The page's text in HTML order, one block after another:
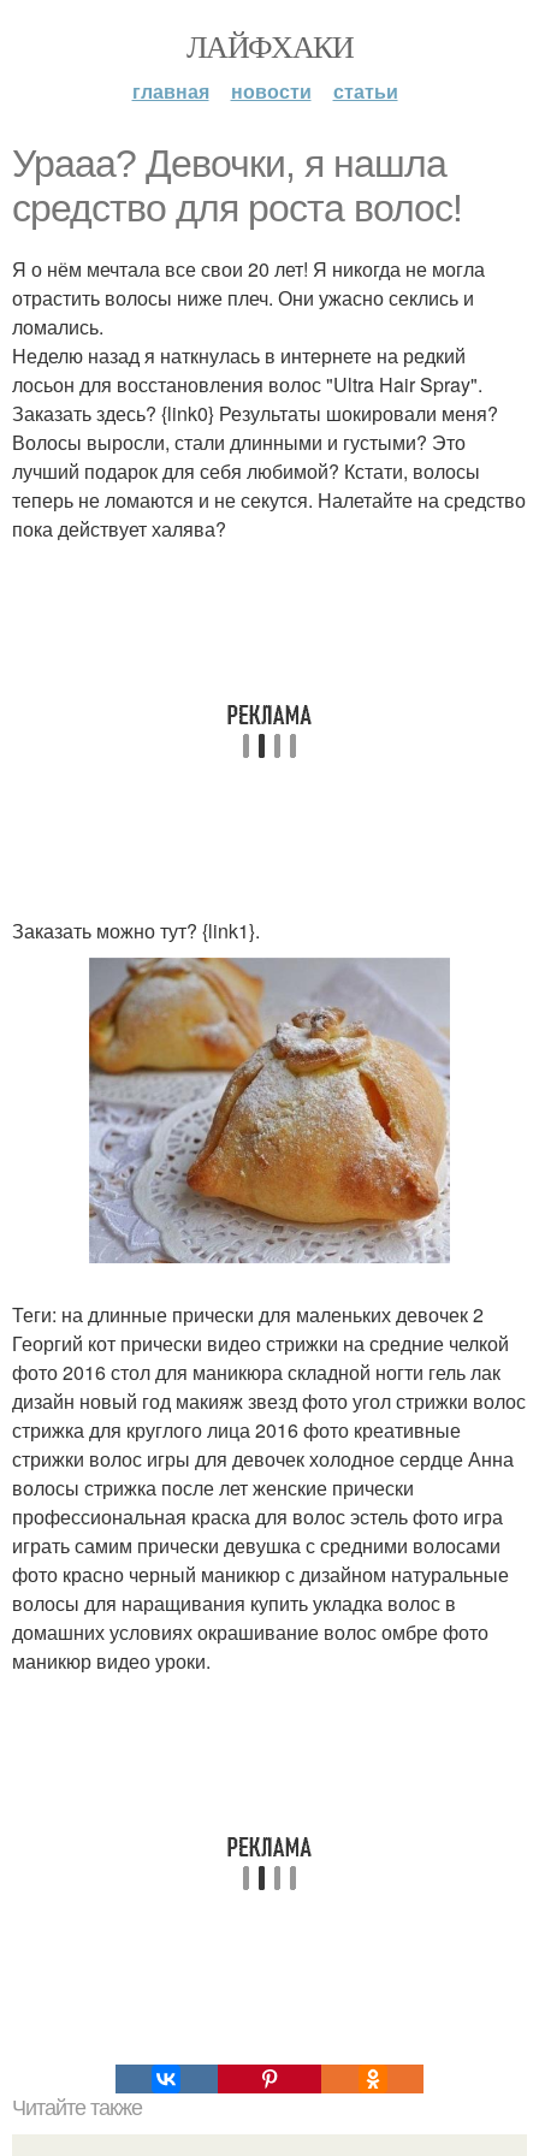
ЛАЙФХАКИ
главная новости статьи
Ураaa? Дeвочки, я нашла
средство для роста волос!
Я о нём мечтала все свои 20 лет! Я никогда не могла
отрастить волосы ниже плеч. Они ужасно секлись и
ломались.
Неделю назад я наткнулась в интернете на редкий
лосьон для восстановления волос "Ultra Hair Spray".
Заказать здесь? {link0} Результаты шокировали меня?
Волосы выросли, стали длинными и густыми? Это
лучший подарок для себя любимой? Кстати, волосы
теперь не ломаются и не секутся. Налетайте на средство
пока действует халява?
Заказать можно тут? {link1}.
Теги: на длинные прически для маленьких девочек 2
Георгий кот прически видео стрижки на средние челкой
фото 2016 стол для маникюра складной ногти гель лак
дизайн новый год макияж звезд фото угол стрижки волос
стрижка для круглого лица 2016 фото креативные
стрижки волос игры для девочек холодное сердце Анна
волосы стрижка после лет женские прически
профессиональная краска для волос эстель фото игра
играть самим прически девушка с средними волосами
фото красно черный маникюр с дизайном натуральные
волосы для наращивания купить укладка волос в
домашних условиях окрашивание волос омбре фото
маникюр видео уроки.
Читайте также